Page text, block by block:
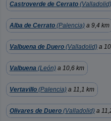
Castroverde de Cerrato (Valladolid)
Alba de Cerrato (Palencia) a 9,4 km
Valbuena de Duero (Valladolid) a
Valbuena (León) a 10,6 km
Vertavillo (Palencia) a 11,1 km
Olivares de Duero (Valladolid) a